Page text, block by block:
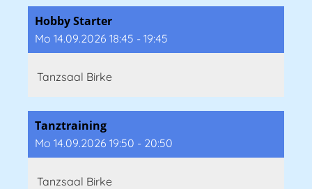
Hobby Starter
Mo 14.09.2026 18:45 - 19:45
Tanzsaal Birke
Tanztraining
Mo 14.09.2026 19:50 - 20:50
Tanzsaal Birke